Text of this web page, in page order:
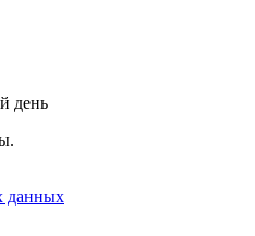
день
данных